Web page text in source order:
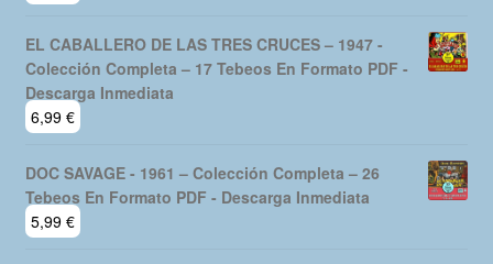
EL CABALLERO DE LAS TRES CRUCES – 1947 -
Colección Completa – 17 Tebeos En Formato PDF -
Descarga Inmediata
6,99 €
DOC SAVAGE - 1961 – Colección Completa – 26
Tebeos En Formato PDF - Descarga Inmediata
5,99 €